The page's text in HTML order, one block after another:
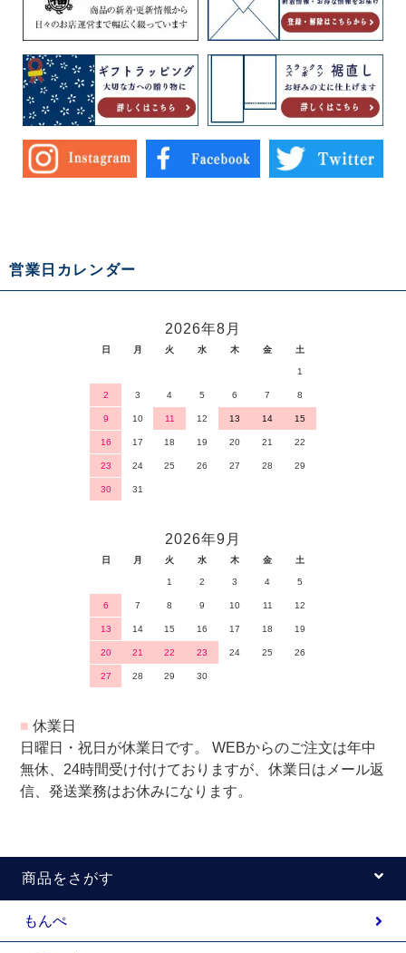
営業日カレンダー
2026年8月
日 月 火 水 木 金 土
1
2 3 4 5 6 7 8
9 10 11 12 13 14 15
16 17 18 19 20 21 22
23 24 25 26 27 28 29
30 31
2026年9月
日 月 火 水 木 金 土
1 2 3 4 5
6 7 8 9 10 11 12
13 14 15 16 17 18 19
20 21 22 23 24 25 26
27 28 29 30
■ 休業日
日曜日・祝日が休業日です。 WEBからのご注文は年中
無休、24時間受け付けておりますが、休業日はメール返
信、発送業務はお休みになります。
商品をさがす
もんぺ